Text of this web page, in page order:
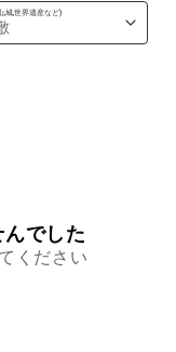
,城,世界遺産など)
でした
ください